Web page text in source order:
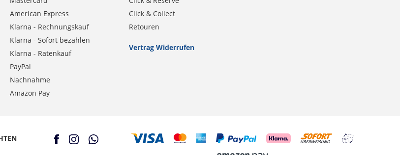
American Express
Klarna - Rechnungskauf
Klarna - Sofort bezahlen
Klarna - Ratenkauf
PayPal
Nachnahme
Amazon Pay
Click & Collect
Retouren
Vertrag Widerrufen